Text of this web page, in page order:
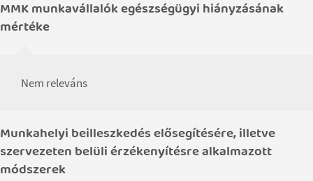
MMK munkavállalók egészségügyi hiányzásának
mértéke
Nem releváns
Munkahelyi beilleszkedés elősegítésére, illetve
szervezeten belüli érzékenyítésre alkalmazott
módszerek